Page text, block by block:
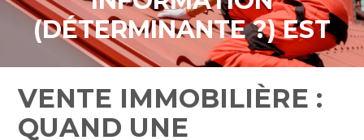
(DÉTERMINANTE ?) EST
DISSIMULÉE PAR LE
VENDEUR…
VENTE IMMOBILIÈRE :
QUAND UNE